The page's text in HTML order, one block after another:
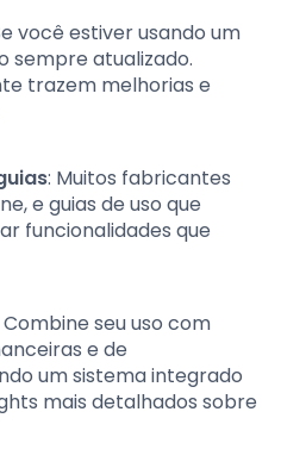
você estiver usando um
sempre atualizado.
trazem melhorias e
: Muitos fabricantes
e guias de uso que
funcionalidades que
Combine seu uso com
e de
um sistema integrado
mais detalhados sobre